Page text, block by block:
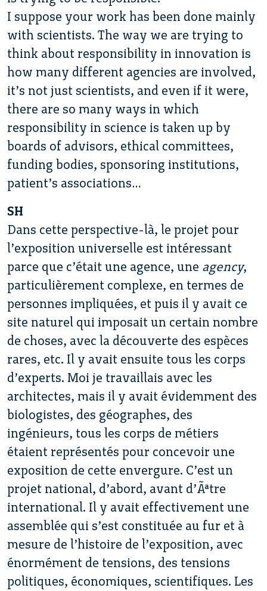
I suppose your work has been done mainly
with scientists. The way we are trying to
think about responsibility in innovation is
how many different agencies are involved,
it’s not just scientists, and even if it were,
there are so many ways in which
responsibility in science is taken up by
boards of advisors, ethical committees,
funding bodies, sponsoring institutions,
patient’s associations…
SH
Dans cette perspective-là, le projet pour
l’exposition universelle est intéressant
parce que c’était une agence, une agency,
particulièrement complexe, en termes de
personnes impliquées, et puis il y avait ce
site naturel qui imposait un certain nombre
de choses, avec la découverte des espèces
rares, etc. Il y avait ensuite tous les corps
d’experts. Moi je travaillais avec les
architectes, mais il y avait évidemment des
biologistes, des géographes, des
ingénieurs, tous les corps de métiers
étaient représentés pour concevoir une
exposition de cette envergure. C’est un
projet national, d’abord, avant d’Ãªtre
international. Il y avait effectivement une
assemblée qui s’est constituée au fur et à
mesure de l’histoire de l’exposition, avec
énormément de tensions, des tensions
politiques, économiques, scientifiques. Les